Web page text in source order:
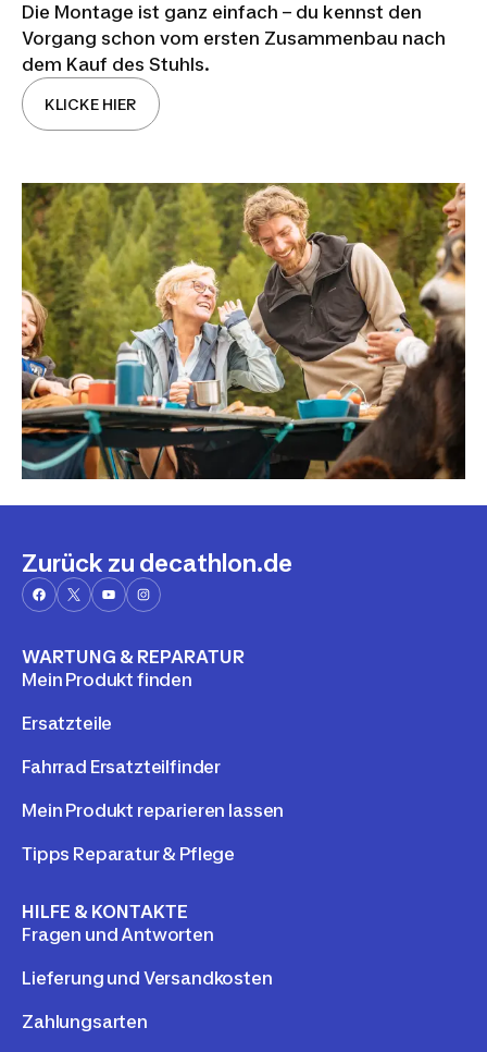
Die Montage ist ganz einfach – du kennst den
Vorgang schon vom ersten Zusammenbau nach
dem Kauf des Stuhls.
KLICKE HIER
Zurück zu decathlon.de
WARTUNG & REPARATUR
Mein Produkt finden
Ersatzteile
Fahrrad Ersatzteilfinder
Mein Produkt reparieren lassen
Tipps Reparatur & Pflege
HILFE & KONTAKTE
Fragen und Antworten
Lieferung und Versandkosten
Zahlungsarten